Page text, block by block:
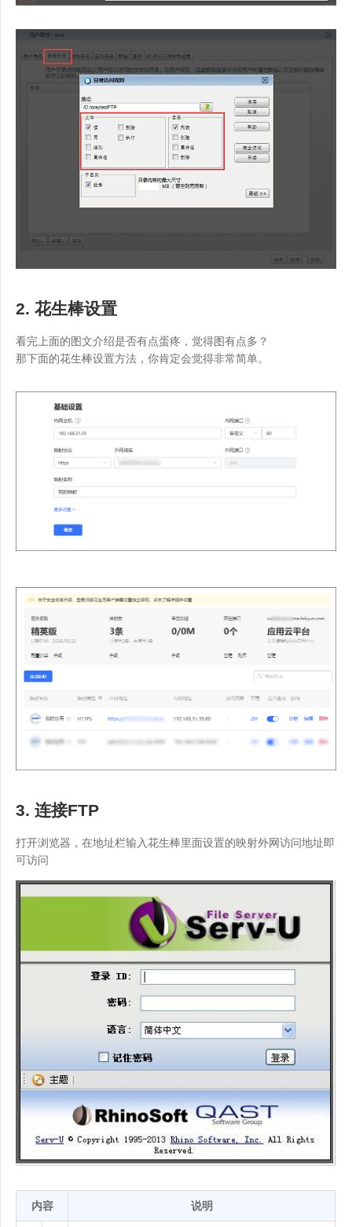
2. 花生棒设置
看完上面的图文介绍是否有点蛋疼，觉得图有点多？
那下面的花生棒设置方法，你肯定会觉得非常简单。
3. 连接FTP
打开浏览器，在地址栏输入花生棒里面设置的映射外网访问地址即
可访问
内容 说明